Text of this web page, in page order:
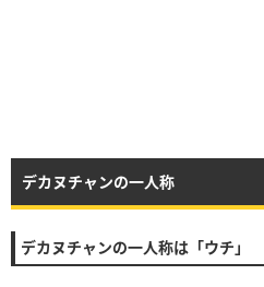
デカヌチャンの一人称
デカヌチャンの一人称は「ウチ」